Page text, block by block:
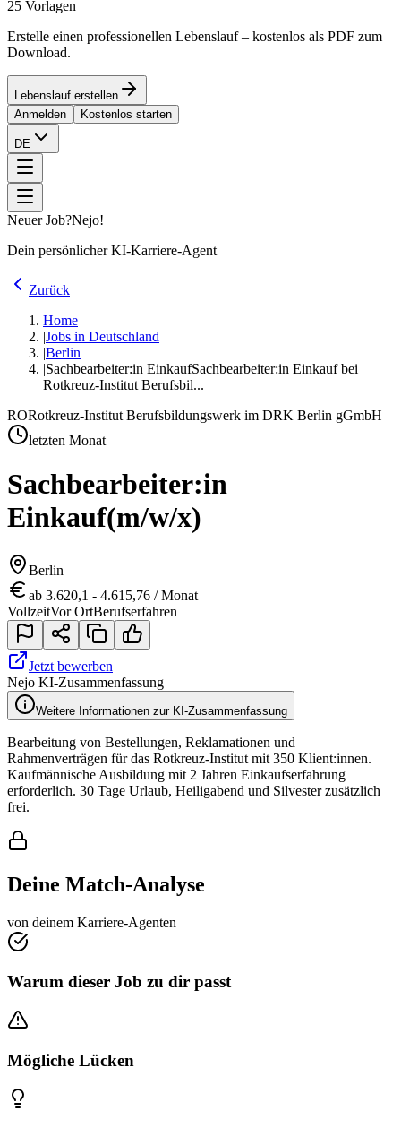
25 Vorlagen
Erstelle einen professionellen Lebenslauf – kostenlos als PDF zum
Download.
Lebenslauf erstellen
Anmelden
Kostenlos starten
DE
Neuer Job?Nejo!
Dein persönlicher KI-Karriere-Agent
Zurück
Home
|Jobs in Deutschland
|Berlin
|Sachbearbeiter:in EinkaufSachbearbeiter:in Einkauf bei
Rotkreuz-Institut Berufsbil...
RORotkreuz-Institut Berufsbildungswerk im DRK Berlin gGmbH
letzten Monat
Sachbearbeiter:in
Einkauf(m/w/x)
Berlin
ab 3.620,1 - 4.615,76 / Monat
VollzeitVor OrtBerufserfahren
Jetzt bewerben
Nejo KI-Zusammenfassung
Weitere Informationen zur KI-Zusammenfassung
Bearbeitung von Bestellungen, Reklamationen und
Rahmenverträgen für das Rotkreuz-Institut mit 350 Klient:innen.
Kaufmännische Ausbildung mit 2 Jahren Einkaufserfahrung
erforderlich. 30 Tage Urlaub, Heiligabend und Silvester zusätzlich
frei.
Deine Match-Analyse
von deinem Karriere-Agenten
Warum dieser Job zu dir passt
Mögliche Lücken